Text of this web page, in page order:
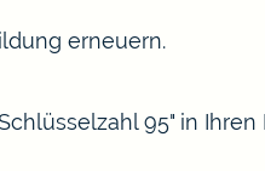
erneuern.
95" in Ihren